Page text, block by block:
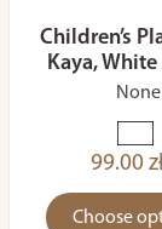
Children’s
Kaya,
None
99.00
Choose